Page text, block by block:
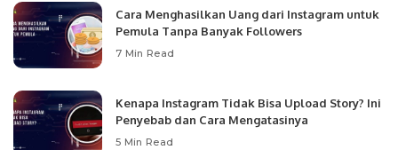
Cara Menghasilkan Uang dari Instagram untuk
Pemula Tanpa Banyak Followers
7 Min Read
Kenapa Instagram Tidak Bisa Upload Story? Ini
Penyebab dan Cara Mengatasinya
5 Min Read